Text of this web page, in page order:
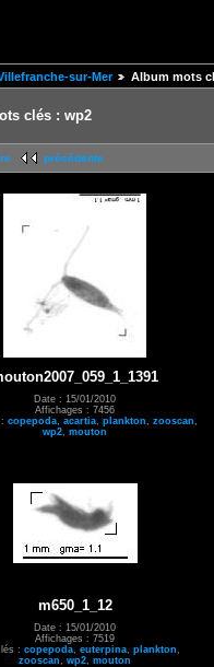
sur-Mer Album mots
clés : wp2
précédente
Date : 15/01/2010
Affichages : 7456
copepoda, acartia, plankton zooscan
wp2 mouton
m650_1_12
Date : 15/01/2010
Affichages : 7519
: copepoda euterpina plankton
zooscan
wp2 mouton